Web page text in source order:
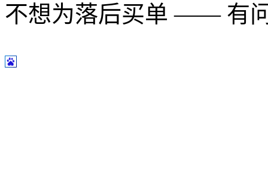
不想为落后买单 —— 有